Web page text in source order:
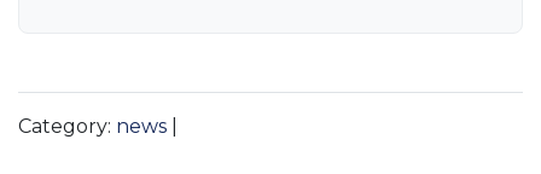
Category: news